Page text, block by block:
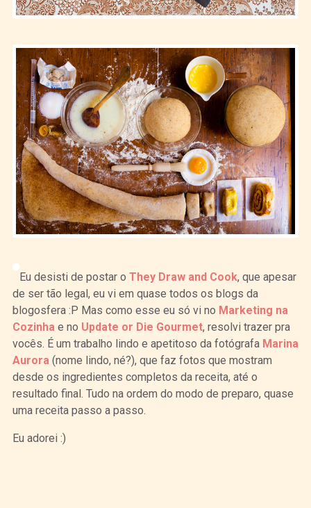
Eu desisti de postar o They Draw and Cook, que apesar
de ser tão legal, eu vi em quase todos os blogs da
blogosfera :P Mas como esse eu só vi no Marketing na
Cozinha e no Update or Die Gourmet, resolvi trazer pra
vocês. É um trabalho lindo e apetitoso da fotógrafa Marina
Aurora (nome lindo, né?), que faz fotos que mostram
desde os ingredientes completos da receita, até o
resultado final. Tudo na ordem do modo de preparo, quase
uma receita passo a passo.
Eu adorei :)